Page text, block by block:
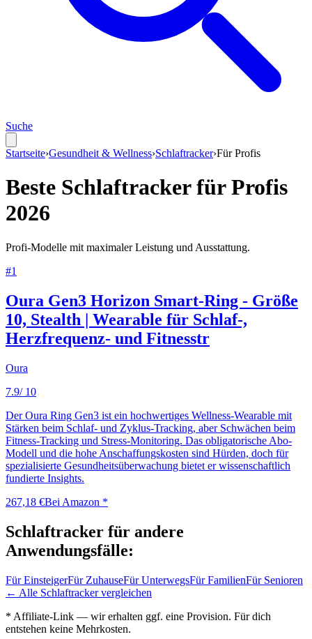
Suche
Startseite›Gesundheit & Wellness›Schlaftracker›FürProfis
Beste SchlaftrackerfürProfis
2026
Profi-Modelle mit maximaler Leistung und Ausstattung.
#1
Oura Gen3 Horizon Smart-Ring - Größe
10, Stealth | Wearable für Schlaf-,
Herzfrequenz- und Fitnesstr
Oura
7.9/ 10
Der Oura Ring Gen3 ist ein hochwertiges Wellness-Wearable mit
Stärken beim Schlaf- und Zyklus-Tracking, aber Schwächen beim
Fitness-Tracking und Stress-Monitoring. Das obligatorische Abo-
Modell und die hohe Anschaffungskosten sind Hürden, doch für
spezialisierte Gesundheitsüberwachung bietet er wissenschaftlich
fundierte Insights.
267,18 €Bei Amazon *
Schlaftracker für andere
Anwendungsfälle:
FürEinsteigerFür ZuhauseFürUnterwegsFürFamilienFür Senioren
← Alle Schlaftrackervergleichen
* Affiliate-Link — wir erhalten ggf. eine Provision. Für dich
entstehen keine Mehrkosten.